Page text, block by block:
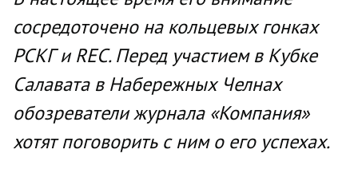
сосредоточено на кольцевых гонках
РСКГ и REC. Перед участием в Кубке
Салавата в Набережных Челнах
обозреватели журнала «Компания»
хотят поговорить с ним о его успехах.